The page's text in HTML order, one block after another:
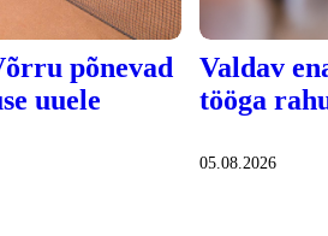
põnevad
uuele
Valdav
tööga
05.08.2026